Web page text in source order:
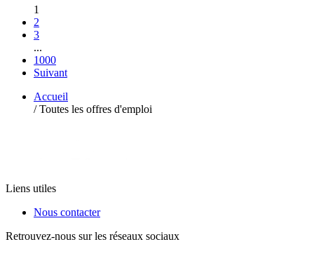
1
2
3
...
1000
Suivant
Accueil
/ Toutes les offres d'emploi
Liens utiles
Nous contacter
Retrouvez-nous sur les réseaux sociaux